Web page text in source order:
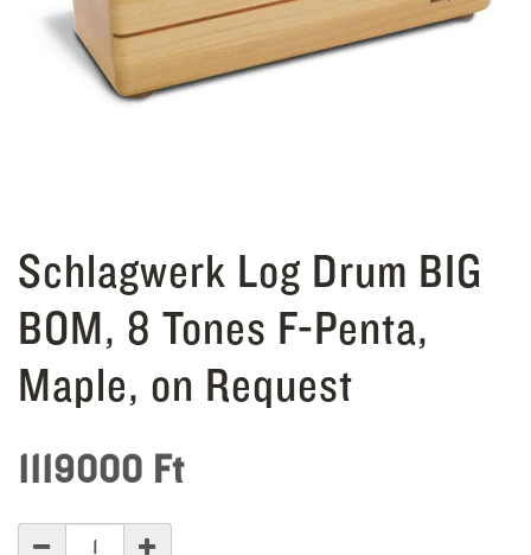
Schlagwerk Log Drum BIG
BOM, 8 Tones F-Penta,
Maple, on Request
1119000 Ft